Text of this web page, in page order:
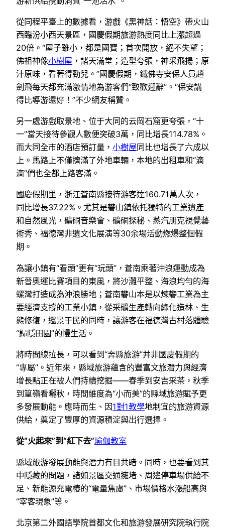
從同程平臺上的數據看，游戲《黑神話：悟空》帶火山
西臨汾小西天景區，國慶假期旅游熱度同比上漲超過
20倍。“屋子雖小，都是國寶；首次開放，絕不失望；
佛祖神像小樹屋 ，諸天滿堂；造型夸張，神采飛揚；原
汁原味，看著得勁兒。”國慶假期，鐵佛寺安保人員趙
劍飛每天都充滿激情地為游客們“致歡迎辭”。“保安講
得比導游還好！”不少網友稱贊。
另一處游戲取景地、位于大同的云岡石窟更夸張，“十
一”當天接待參觀人數便突破3萬，同比增長114.78%。
而大同全市的酒店預訂量， 小樹屋同比也增長了六成以
上。馬路上不僅擠滿了外地車輛，本地的出租車和“滴
滴”們也全都上路客滿。
國慶假期里，浙江蒼南縣接待游客達160.71萬人次，
同比增長37.22%。尤其是礬山鎮依托獨特的工業遺產
和自然風光，礦硐音樂會、礦硐探秘、蒸汽朋克視覺藝
術秀、福德灣非遺文化展演等30余場活動燃爆整個假
期。
為讓小鎮有“看頭”更有“玩頭”，蒼南乘著沖浪運動成為
新晉奧運比賽項目的東風，將沙灘平整、海浪均勻的海
螺灣打造成為沖浪勝地；蒼南礬山本是以煉礬工業為主
要經濟支撐的工業小鎮，從采礦生產轉向綠化造林、生
態修復，還景于民的同時，讓游客在福德灣古村落體驗
“歸隱田園”的慢生活。
將時間線拉長，可以看到“奔縣旅游”并非國慶假期的
“專屬”。近年來，縣域旅游蘊含的豐富文旅潛力與經濟
增長點正在被人們持續挖掘——春季到安吉采茶，秋季
到篁嶺看曬秋，時間維度為“小而美”的縣域旅游賦予更
多發展動能。應時而生、因1對1教學地制宜的旅游資源
供給，奠定了豐厚的資源積淀與出行選擇。
從“火起來”到“紅下去”瑜伽教室
縣域旅游發展動能與潛力有目共睹。同時，也要看到其
中隱藏的問題，諸如景區交通擁堵、周邊停車場供給不
足、新能源充電樁的“電量焦慮”、市場價格水漲船高與
“宰客現象”等。
北京第二外國語學院首都文化和旅游發展研究院執行院